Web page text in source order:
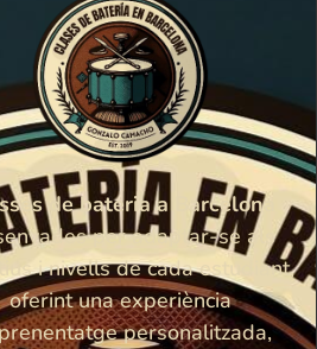
de bateria a Barcelona
per adaptar-se als
i nivells de cada estudiant,
oferint una experiència
personalitzada,